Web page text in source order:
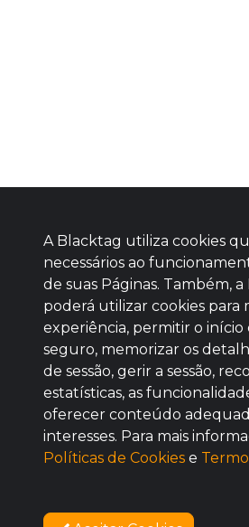
Baixe
A Blacktag utiliza cookies
necessários ao
de suas Páginas. Também,
poderá utilizar cookies para
experiência, permitir o início
seguro, memorizar os
de sessão, gerir a sessão,
estatísticas, as
oferecer conteúdo
interesses. Para mais
Políticas de Cookies e